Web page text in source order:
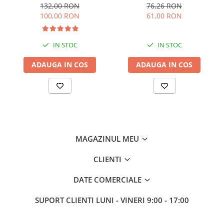
utv-uri, atv-uri sau
motociclete, neagra
132,00 RON
100,00 RON
IN STOC
ADAUGA IN COS
76,26 RON
61,00 RON
IN STOC
ADAUGA IN COS
MAGAZINUL MEU
CLIENTI
DATE COMERCIALE
SUPORT CLIENTI LUNI - VINERI 9:00 - 17:00